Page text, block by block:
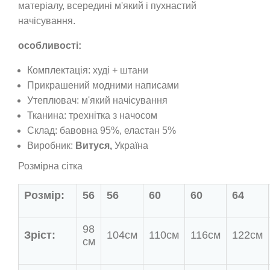
матеріалу, всередині м'який і пухнастий
начісування.
особливості:
Комплектація: худі + штани
Прикрашений модними написами
Утеплювач: м'який начісування
Тканина: трехнітка з начосом
Склад: бавовна 95%, еластан 5%
Виробник: Витуся, Україна
Розмірна сітка
Розмір: 56 56 60 60 64
Зріст:
98
см
104см 110см 116см 122см